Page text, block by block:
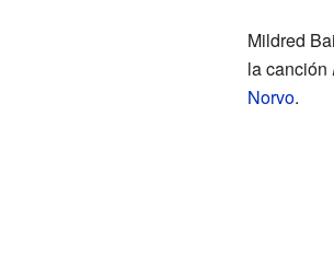
Mildred
la canción
Norvo.